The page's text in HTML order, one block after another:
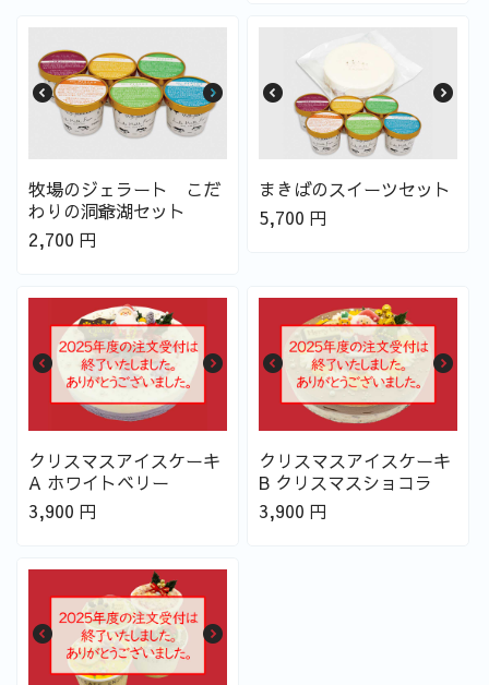
牧場のジェラート こだ
わりの洞爺湖セット
2,700 円
まきばのスイーツセット
5,700 円
クリスマスアイスケーキ
A ホワイトベリー
3,900 円
クリスマスアイスケーキ
B クリスマスショコラ
3,900 円